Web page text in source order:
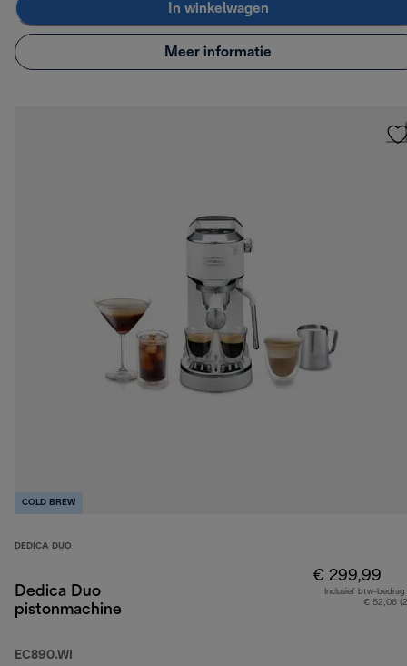
In winkelwagen
Meer informatie
COLD BREW
DEDICA DUO
Dedica Duo
pistonmachine
EC890.WI
€ 299,99
Inclusief btw-bedrag
€ 52,06